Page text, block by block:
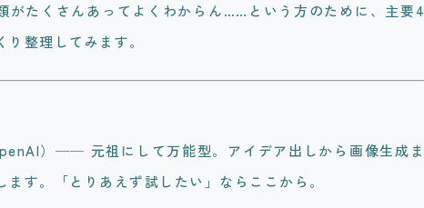
がたくさんあってよくわからん……という方のために、主要4
り整理してみます。
）── 元祖にして万能型。アイデア出しから画像生成ま
ます。「とりあえず試したい」ならここから。